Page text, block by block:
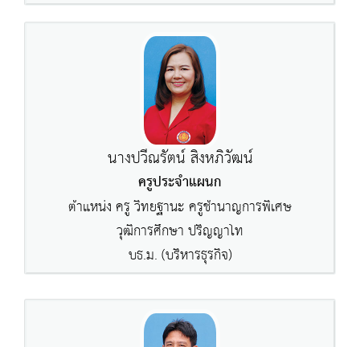
นางปวีณรัตน์ สิงหภิวัฒน์
ครูประจำแผนก
ตำแหน่ง ครู วิทยฐานะ ครูชำนาญการพิเศษ
วุฒิการศึกษา ปริญญาโท
บธ.ม. (บริหารธุรกิจ)